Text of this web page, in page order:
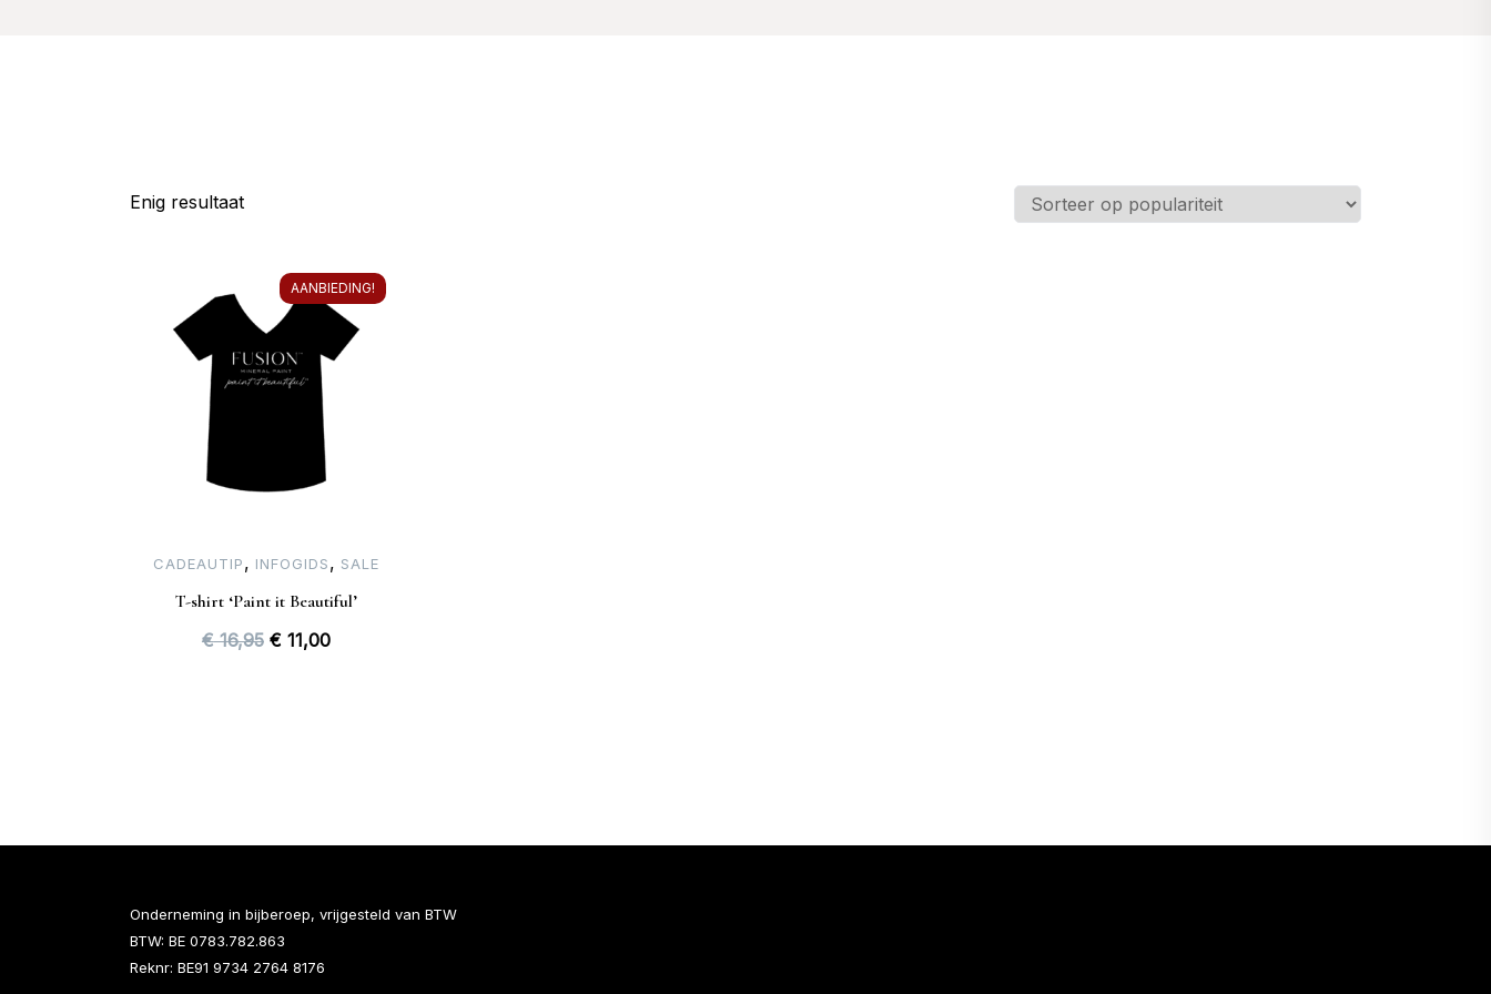
Enig resultaat
AANBIEDING!
CADEAUTIP, INFOGIDS, SALE
T-shirt ‘Paint it Beautiful’
€16,95 Oorspronkelijke
€11,00Huidige
Onderneming in bijberoep, vrijgesteld van BTW
BTW: BE 0783.782.863
Reknr: BE91 9734 2764 8176